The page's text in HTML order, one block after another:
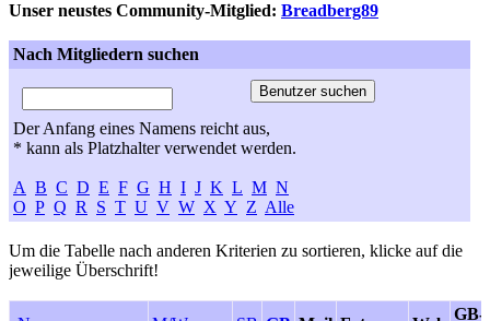
Unser neustes Community-Mitglied: Breadberg89
Nach Mitgliedern suchen
Der Anfang eines Namens reicht aus,
* kann als Platzhalter verwendet werden.
A B C D E F G H I J K L M N
O P Q R S T U V W X Y Z Alle
Um die Tabelle nach anderen Kriterien zu sortieren, klicke auf die
jeweilige Überschrift!
GB-